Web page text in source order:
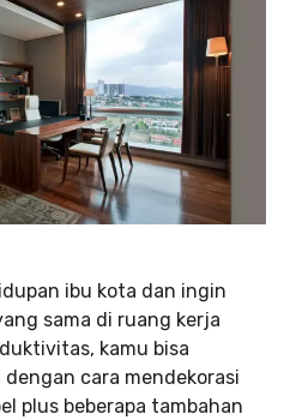
ibu kota dan ingin
sama di ruang kerja
kamu bisa
cara mendekorasi
plus beberapa tambahan